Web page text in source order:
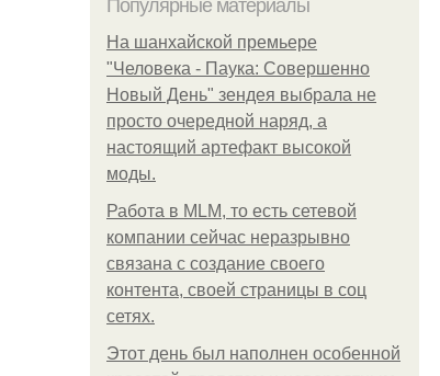
Популярные материалы
На шанхайской премьере
"Человека - Паука: Совершенно
Новый День" зендея выбрала не
просто очередной наряд, а
настоящий артефакт высокой
моды.
Работа в MLM, то есть сетевой
компании сейчас неразрывно
связана с создание своего
контента, своей страницы в соц
сетях.
Этот день был наполнен особенной